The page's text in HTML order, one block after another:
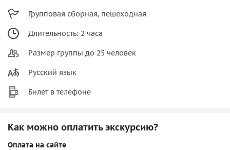
Групповая сборная, пешеходная
Длительность: 2 часа
Размер группы до 25 человек
Русский язык
Билет в телефоне
Как можно оплатить экскурсию?
Оплата на сайте